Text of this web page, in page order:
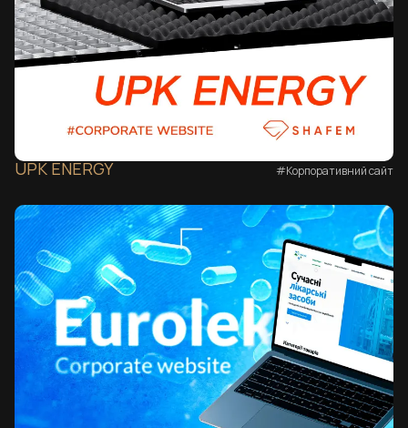
UPK ENERGY #Корпоративний сайт